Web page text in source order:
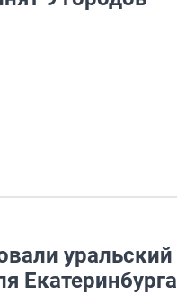
уральский
Екатеринбурга